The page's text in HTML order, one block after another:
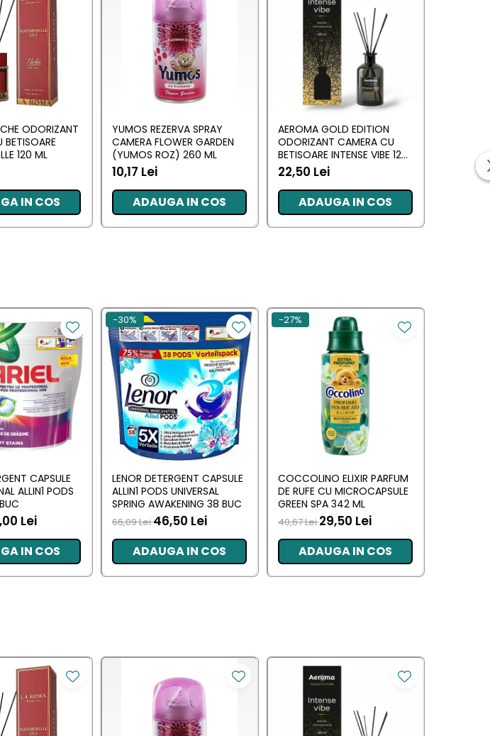
ODORIZANT
120 ML
IN COS
YUMOS REZERVA SPRAY
CAMERA FLOWER GARDEN
(YUMOS ROZ) 260 ML
10,17 Lei
ADAUGA IN COS
AEROMA GOLD EDITION
ODORIZANT CAMERA CU
BETISOARE INTENSE VIBE 125
ML
22,50 Lei
ADAUGA IN COS
(ANTI
20,34
CAPSULE
ALLIN1 PODS
Lei
IN COS
-30%
LENOR DETERGENT CAPSULE
ALLIN1 PODS UNIVERSAL
SPRING AWAKENING 38 BUC
66,09 Lei46,50 Lei
ADAUGA IN COS
-27%
COCCOLINO ELIXIR PARFUM
DE RUFE CU MICROCAPSULE
GREEN SPA 342 ML
40,67 Lei29,50 Lei
ADAUGA IN COS